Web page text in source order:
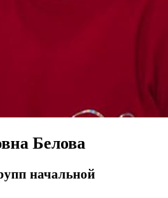
Белова
начальной